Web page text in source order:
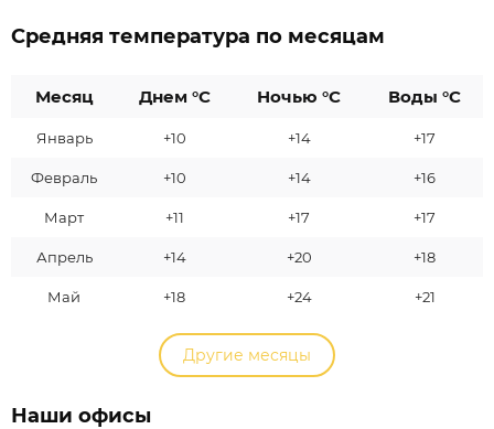
Средняя температура по месяцам
Месяц Днем °C Ночью °C Воды °C
Январь +10 +14 +17
Февраль +10 +14 +16
Март +11 +17 +17
Апрель +14 +20 +18
Май +18 +24 +21
Другие месяцы
Наши офисы